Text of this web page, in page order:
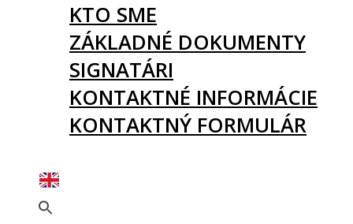
KTO SME
ZÁKLADNÉ DOKUMENTY
SIGNATÁRI
KONTAKTNÉ INFORMÁCIE
KONTAKTNÝ FORMULÁR